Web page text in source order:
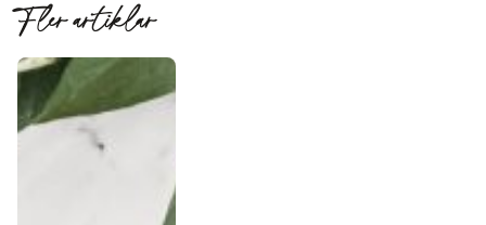
Fler artiklar